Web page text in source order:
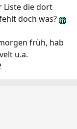
Liste die dort
doch was?
früh, hab
u.a.